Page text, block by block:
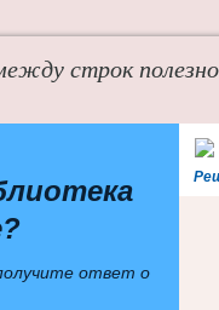
строк
ответ о